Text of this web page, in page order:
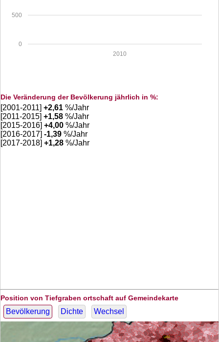
0
500
2010
Die Veränderung der Bevölkerung jährlich in %:
[2001-2011] +2,61 %/Jahr
[2011-2015] +1,58 %/Jahr
[2015-2016] +4,00 %/Jahr
[2016-2017] -1,39 %/Jahr
[2017-2018] +1,28 %/Jahr
Position von Tiefgraben ortschaft auf Gemeindekarte
Bevölkerung Dichte Wechsel